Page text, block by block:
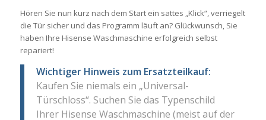
Hören Sie nun kurz nach dem Start ein sattes „Klick“, verriegelt
die Tür sicher und das Programm läuft an? Glückwunsch, Sie
haben Ihre Hisense Waschmaschine erfolgreich selbst
repariert!
Wichtiger Hinweis zum Ersatzteilkauf:
Kaufen Sie niemals ein „Universal-
Türschloss“. Suchen Sie das Typenschild
Ihrer Hisense Waschmaschine (meist auf der